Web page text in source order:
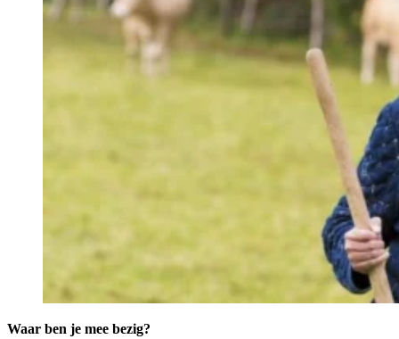
Waar ben je mee bezig?